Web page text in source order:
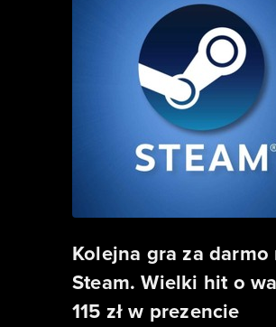
Kolejna gra za darmo
Steam. Wielki hit o
115 zł w prezencie